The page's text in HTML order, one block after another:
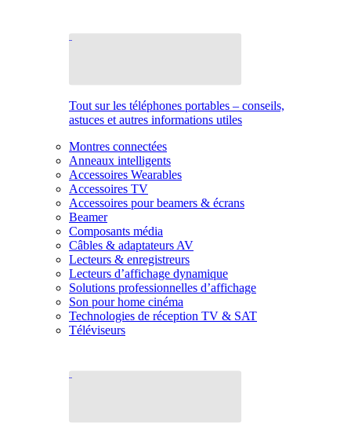
Tout sur les téléphones portables – conseils,
astuces et autres informations utiles
Montres connectées
Anneaux intelligents
Accessoires Wearables
Accessoires TV
Accessoires pour beamers & écrans
Beamer
Composants média
Câbles & adaptateurs AV
Lecteurs & enregistreurs
Lecteurs d’affichage dynamique
Solutions professionnelles d’affichage
Son pour home cinéma
Technologies de réception TV & SAT
Téléviseurs